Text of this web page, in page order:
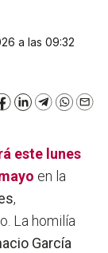
a las 09:32
Facebook
LinkedInTelegram
este lunes
en la
,
La homilía
García